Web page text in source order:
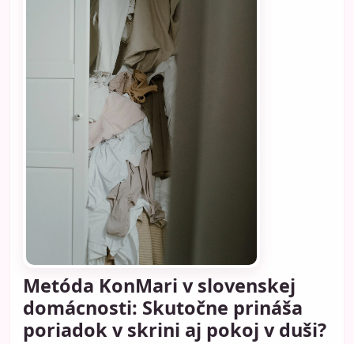
Metóda KonMari v slovenskej
domácnosti: Skutočne prináša
poriadok v skrini aj pokoj v duši?